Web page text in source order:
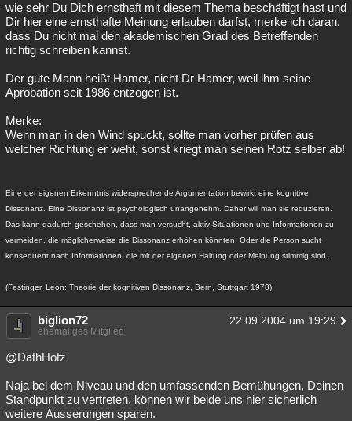
wie sehr Du Dich ernsthaft mit diesem Thema beschäftigt hast und
Dir hier eine ernsthafte Meinung erlauben darfst, merke ich daran,
dass Du nicht mal den akademischen Grad des Betreffenden
richtig schreiben kannst.
Der gute Mann heißt Hamer, nicht Dr Hamer, weil ihm seine
Aprobation seit 1986 entzogen ist.
Merke:
Wenn man in den Wind spuckt, sollte man vorher prüfen aus
welcher Richtung er weht, sonst kriegt man seinen Rotz selber ab!
Eine der eigenen Erkenntnis widersprechende Argumentation bewirkt eine kognitive
Dissonanz. Eine Dissonanz ist psychologisch unangenehm. Daher will man sie reduzieren.
Das kann dadurch geschehen, dass man versucht, aktiv Situationen und Informationen zu
vermeiden, die möglicherweise die Dissonanz erhöhen könnten. Oder die Person sucht
konsequent nach Informationen, die mit der eigenen Haltung oder Meinung stimmig sind.
(Festinger, Leon: Theorie der kognitiven Dissonanz, Bern, Stuttgart 1978)
biglion72 22.09.2004 um 19:29
ehemaliges Mitglied
@DathHotz
Naja bei dem Niveau und den umfassenden Bemühungen, Deinen
Standpunkt zu vertreten, können wir beide uns hier sicherlich
weitere Äusserungen sparen.